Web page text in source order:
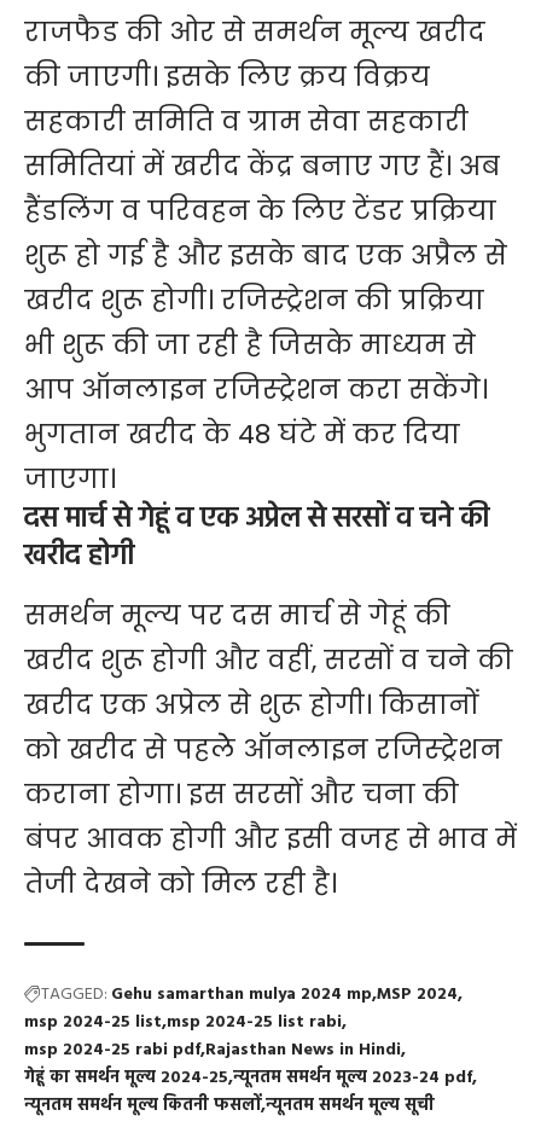
राजफैड की ओर से समर्थन मूल्य खरीद
की जाएगी। इसके लिए क्रय विक्रय
सहकारी समिति व ग्राम सेवा सहकारी
समितियां में खरीद केंद्र बनाए गए हैं। अब
हैंडलिंग व परिवहन के लिए टेंडर प्रक्रिया
शुरू हो गई है और इसके बाद एक अप्रैल से
खरीद शुरू होगी। रजिस्ट्रेशन की प्रक्रिया
भी शुरू की जा रही है जिसके माध्यम से
आप ऑनलाइन रजिस्ट्रेशन करा सकेंगे।
भुगतान खरीद के 48 घंटे में कर दिया
जाएगा।
दस मार्च से गेहूं व एक अप्रेल से सरसों व चने की
खरीद होगी
समर्थन मूल्य पर दस मार्च से गेहूं की
खरीद शुरू होगी और वहीं, सरसों व चने की
खरीद एक अप्रेल से शुरू होगी। किसानों
को खरीद से पहलेे ऑनलाइन रजिस्ट्रेशन
कराना होगा। इस सरसों और चना की
बंपर आवक होगी और इसी वजह से भाव में
तेजी देखने को मिल रही है।
TAGGED: Gehu samarthan mulya 2024 mp MSP 2024
msp 2024-25 list msp 2024-25 list rabi
msp 2024-25 rabi pdf Rajasthan News in Hindi
गेहूं का समर्थन मूल्य 2024-25 न्यूनतम समर्थन मूल्य 2023-24 pdf
न्यूनतम समर्थन मूल्य कितनी फसलोंन्यूनतम समर्थन मूल्य सूची